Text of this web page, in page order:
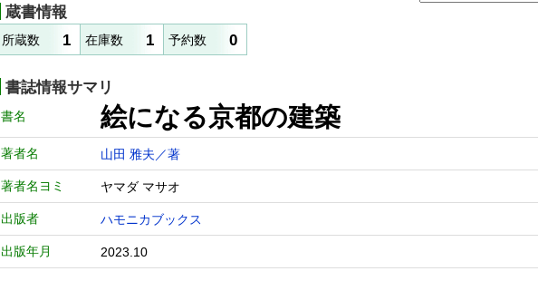
蔵書情報
所蔵数 1 在庫数 1 予約数 0
書誌情報サマリ
書名 絵になる京都の建築
著者名 山田 雅夫／著
著者名ヨミ ヤマダ マサオ
出版者 ハモニカブックス
出版年月 2023.10